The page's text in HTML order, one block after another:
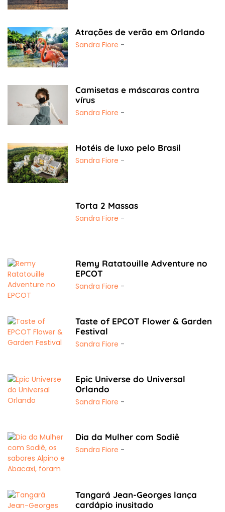
Atrações de verão em Orlando
Sandra Fiore -
Camisetas e máscaras contra
vírus
Sandra Fiore -
Hotéis de luxo pelo Brasil
Sandra Fiore -
Torta 2 Massas
Sandra Fiore -
Remy Ratatouille Adventure no
EPCOT
Sandra Fiore -
Taste of EPCOT Flower & Garden
Festival
Sandra Fiore -
Epic Universe do Universal
Orlando
Sandra Fiore -
Dia da Mulher com Sodiê
Sandra Fiore -
Tangará Jean-Georges lança
cardápio inusitado